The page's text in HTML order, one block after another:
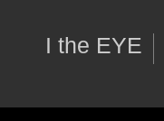
I the EYE